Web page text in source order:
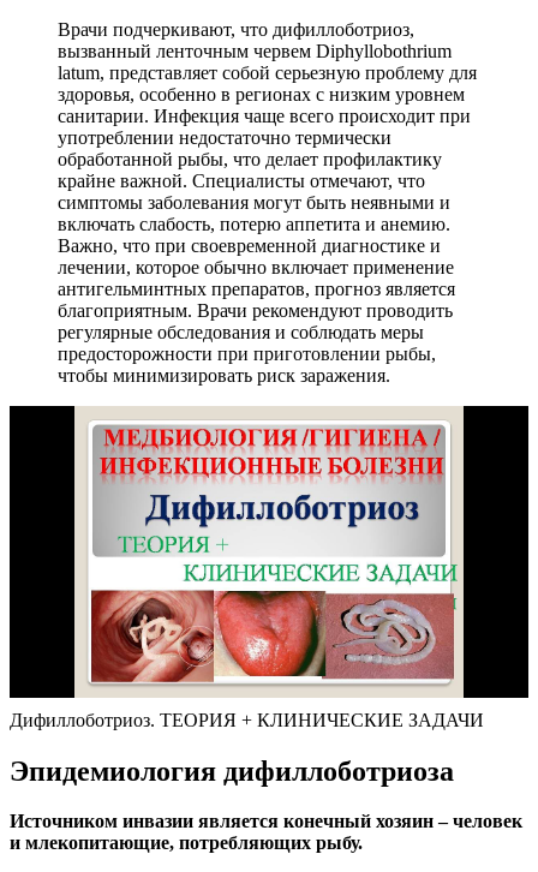
Врачи подчеркивают, что дифиллоботриоз,
вызванный ленточным червем Diphyllobothrium
latum, представляет собой серьезную проблему для
здоровья, особенно в регионах с низким уровнем
санитарии. Инфекция чаще всего происходит при
употреблении недостаточно термически
обработанной рыбы, что делает профилактику
крайне важной. Специалисты отмечают, что
симптомы заболевания могут быть неявными и
включать слабость, потерю аппетита и анемию.
Важно, что при своевременной диагностике и
лечении, которое обычно включает применение
антигельминтных препаратов, прогноз является
благоприятным. Врачи рекомендуют проводить
регулярные обследования и соблюдать меры
предосторожности при приготовлении рыбы,
чтобы минимизировать риск заражения.
Дифиллоботриоз. ТЕОРИЯ + КЛИНИЧЕСКИЕ ЗАДАЧИ
Эпидемиология дифиллоботриоза
Источником инвазии является конечный хозяин – человек
и млекопитающие, потребляющих рыбу.